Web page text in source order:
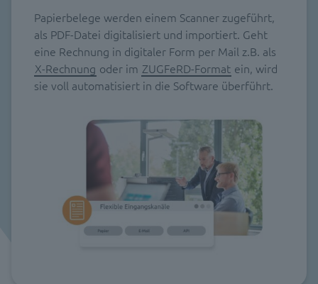
Papierbelege werden einem Scanner zugeführt,
als PDF-Datei digitalisiert und importiert. Geht
eine Rechnung in digitaler Form per Mail z.B. als
X-Rechnung oder im ZUGFeRD-Format ein, wird
sie voll automatisiert in die Software überführt.